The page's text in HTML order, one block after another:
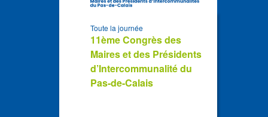
11ème Congrès des
Maires et des Présidents
d’Intercommunalité du
Pas-de-Calais
Toute la journée